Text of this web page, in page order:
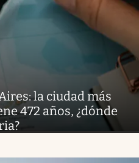
la ciudad más
472 años, ¿dónde